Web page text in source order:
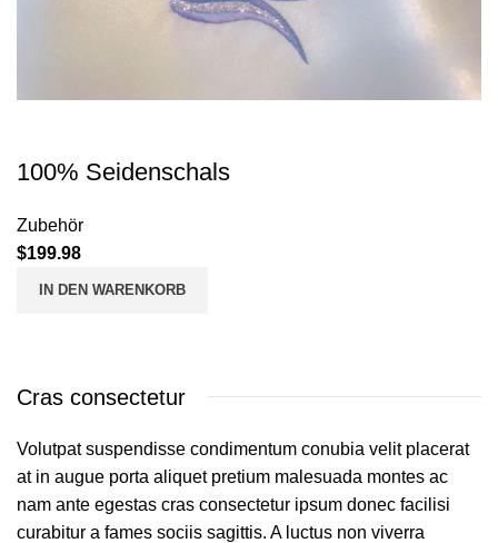
100% Seidenschals
Zubehör
$199.98
IN DEN WARENKORB
Cras consectetur
Volutpat suspendisse condimentum conubia velit placerat
at in augue porta aliquet pretium malesuada montes ac
nam ante egestas cras consectetur ipsum donec facilisi
curabitur a fames sociis sagittis. A luctus non viverra